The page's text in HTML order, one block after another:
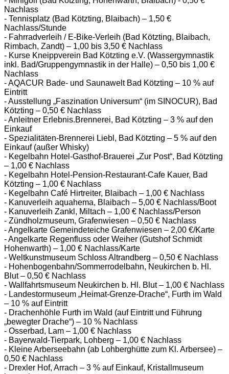
Nachlass
- Tennisplatz (Bad Kötzting, Blaibach) – 1,50 €
Nachlass/Stunde
- Fahrradverleih / E-Bike-Verleih (Bad Kötzting, Blaibach,
Rimbach, Zandt) – 1,00 bis 3,50 € Nachlass
- Kurse Kneippverein Bad Kötzting e.V. (Wassergymnastik
inkl. Bad/Gruppengymnastik in der Halle) – 0,50 bis 1,00 €
Nachlass
- AQACUR Bade- und Saunawelt Bad Kötzting – 10 % auf
Eintritt
- Ausstellung „Faszination Universum“ (im SINOCUR), Bad
Kötzting – 0,50 € Nachlass
- Anleitner Erlebnis.Brennerei, Bad Kötzting – 3 % auf den
Einkauf
- Spezialitäten-Brennerei Liebl, Bad Kötzting – 5 % auf den
Einkauf (außer Whisky)
- Kegelbahn Hotel-Gasthof-Brauerei „Zur Post“, Bad Kötzting
– 1,00 € Nachlass
- Kegelbahn Hotel-Pension-Restaurant-Cafe Kauer, Bad
Kötzting – 1,00 € Nachlass
- Kegelbahn Café Hirtreiter, Blaibach – 1,00 € Nachlass
- Kanuverleih aquahema, Blaibach – 5,00 € Nachlass/Boot
- Kanuverleih Zankl, Miltach – 1,00 € Nachlass/Person
- Zündholzmuseum, Grafenwiesen – 0,50 € Nachlass
- Angelkarte Gemeindeteiche Grafenwiesen – 2,00 €/Karte
- Angelkarte Regenfluss oder Weiher (Gutshof Schmidt
Hohenwarth) – 1,00 € Nachlass/Karte
- Weltkunstmuseum Schloss Altrandberg – 0,50 € Nachlass
- Hohenbogenbahn/Sommerrodelbahn, Neukirchen b. Hl.
Blut – 0,50 € Nachlass
- Wallfahrtsmuseum Neukirchen b. Hl. Blut – 1,00 € Nachlass
- Landestormuseum „Heimat-Grenze-Drache“, Furth im Wald
– 10 % auf Eintritt
- Drachenhöhle Furth im Wald (auf Eintritt und Führung
„bewegter Drache“) – 10 % Nachlass
- Osserbad, Lam – 1,00 € Nachlass
- Bayerwald-Tierpark, Lohberg – 1,00 € Nachlass
- Kleine Arberseebahn (ab Lohberghütte zum Kl. Arbersee) –
0,50 € Nachlass
- Drexler Hof, Arrach – 3 % auf Einkauf, Kristallmuseum